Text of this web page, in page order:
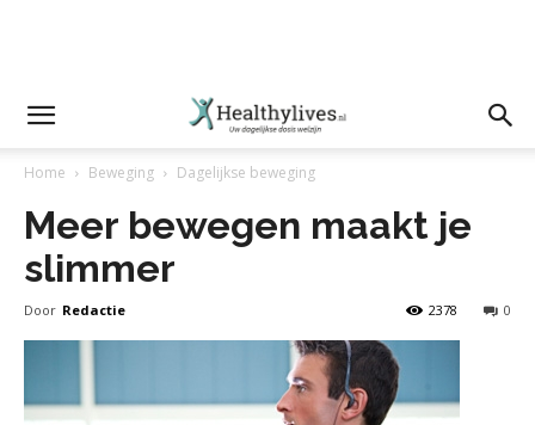
Home Beweging Dagelijkse beweging
Meer bewegen maakt je
slimmer
Door Redactie 0
2378